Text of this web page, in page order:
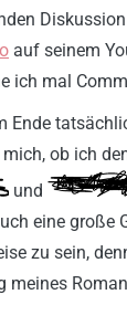
auf seinem
ich mal
Ende
ob ich
und
eine große
zu sein,
meines